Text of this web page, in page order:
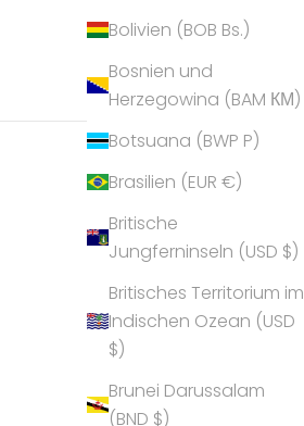
Bolivien (BOB Bs.)
Bosnien und
Herzegowina (BAM КМ)
Botsuana (BWP P)
Brasilien (EUR €)
Britische
Jungferninseln (USD $)
Britisches Territorium im
Indischen Ozean (USD
$)
Brunei Darussalam
(BND $)